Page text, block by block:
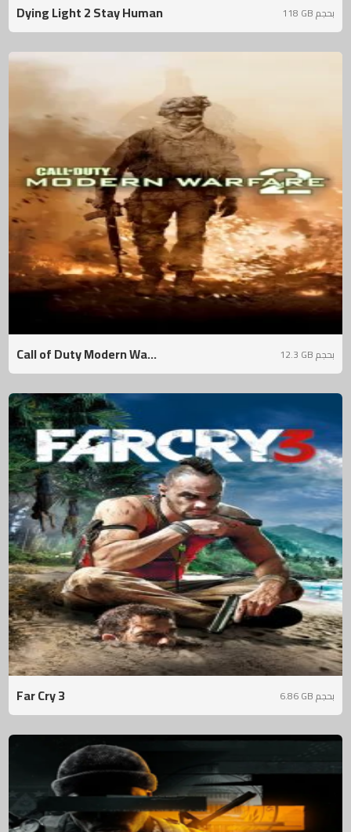
Dying Light 2 Stay Human 118 GB بحجم
Call of Duty Modern Wa... 12.3 GB بحجم
Far Cry 3 6.86 GB بحجم